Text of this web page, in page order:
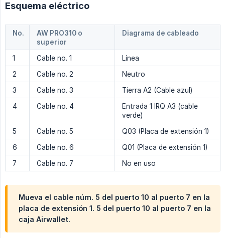
Esquema eléctrico
No.
AW PRO310 o
superior
Diagrama de cableado
1 Cable no. 1
Línea
2
Cable no. 2
Neutro
3
Cable no. 3
Tierra A2 (Cable azul)
4
Cable no. 4
Entrada 1 IRQ A3 (cable
verde)
5
Cable no. 5
Q03 (Placa de extensión 1)
6
Cable no. 6
Q01 (Placa de extensión 1)
7
Cable no. 7 No en uso
Mueva el cable núm. 5 del puerto 10 al puerto 7 en la
placa de extensión 1. 5 del puerto 10 al puerto 7 en la
caja Airwallet.